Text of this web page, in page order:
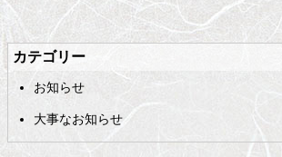
メ
ン
コ
ツ
ペ
ジ
の
戻
カテゴリー
お知らせ
大事なお知らせ